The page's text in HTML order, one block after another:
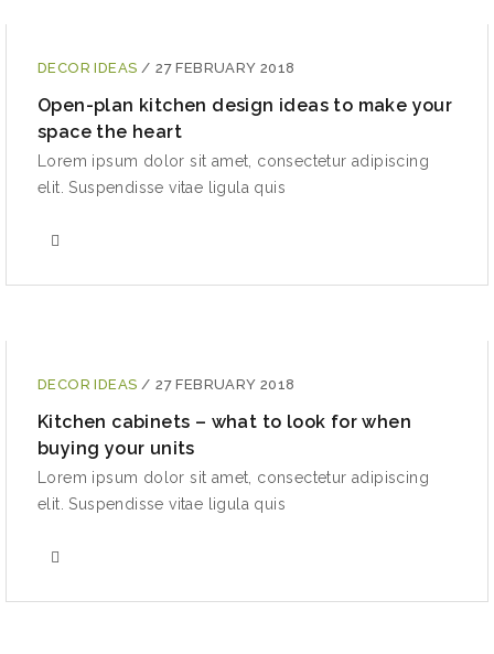
DECOR IDEAS / 27 FEBRUARY 2018
Open-plan kitchen design ideas to make your
space the heart
Lorem ipsum dolor sit amet, consectetur adipiscing
elit. Suspendisse vitae ligula quis
DECOR IDEAS / 27 FEBRUARY 2018
Kitchen cabinets – what to look for when
buying your units
Lorem ipsum dolor sit amet, consectetur adipiscing
elit. Suspendisse vitae ligula quis